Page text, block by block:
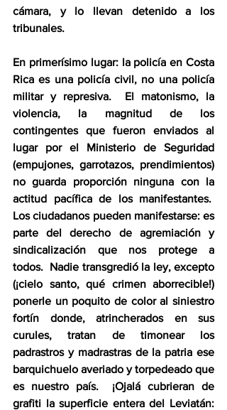
cámara, y lo llevan detenido a los
tribunales.
En primerísimo lugar: la policía en Costa
Rica es una policía civil, no una policía
militar y represiva.  El matonismo, la
violencia, la magnitud de los
contingentes que fueron enviados al
lugar por el Ministerio de Seguridad
(empujones, garrotazos, prendimientos)
no guarda proporción ninguna con la
actitud pacífica de los manifestantes.
Los ciudadanos pueden manifestarse: es
parte del derecho de agremiación y
sindicalización que nos protege a
todos.  Nadie transgredió la ley, excepto
(¡cielo santo, qué crimen aborrecible!)
ponerle un poquito de color al siniestro
fortín donde, atrincherados en sus
curules, tratan de timonear los
padrastros y madrastras de la patria ese
barquichuelo averiado y torpedeado que
es nuestro país.  ¡Ojalá cubrieran de
grafiti la superficie entera del Leviatán: